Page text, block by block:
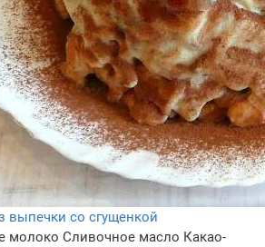
выпечки со сгущенкой
молоко Сливочное масло Какао-